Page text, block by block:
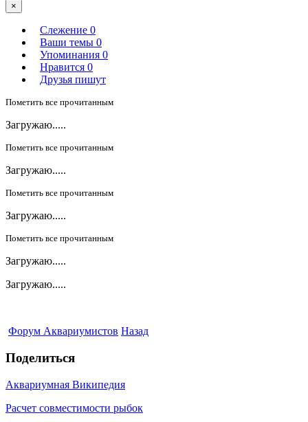
×
Слежение 0
Ваши темы 0
Упоминания 0
Нравится 0
Друзья пишут
Пометить все прочитанным
Загружаю.....
Пометить все прочитанным
Загружаю.....
Пометить все прочитанным
Загружаю.....
Пометить все прочитанным
Загружаю.....
Загружаю.....
Форум Аквариумистов Назад
Поделиться
Аквариумная Википедия
Расчет совместимости рыбок